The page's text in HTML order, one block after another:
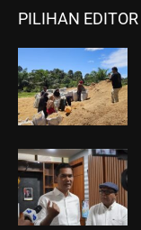
PILIHAN EDITOR